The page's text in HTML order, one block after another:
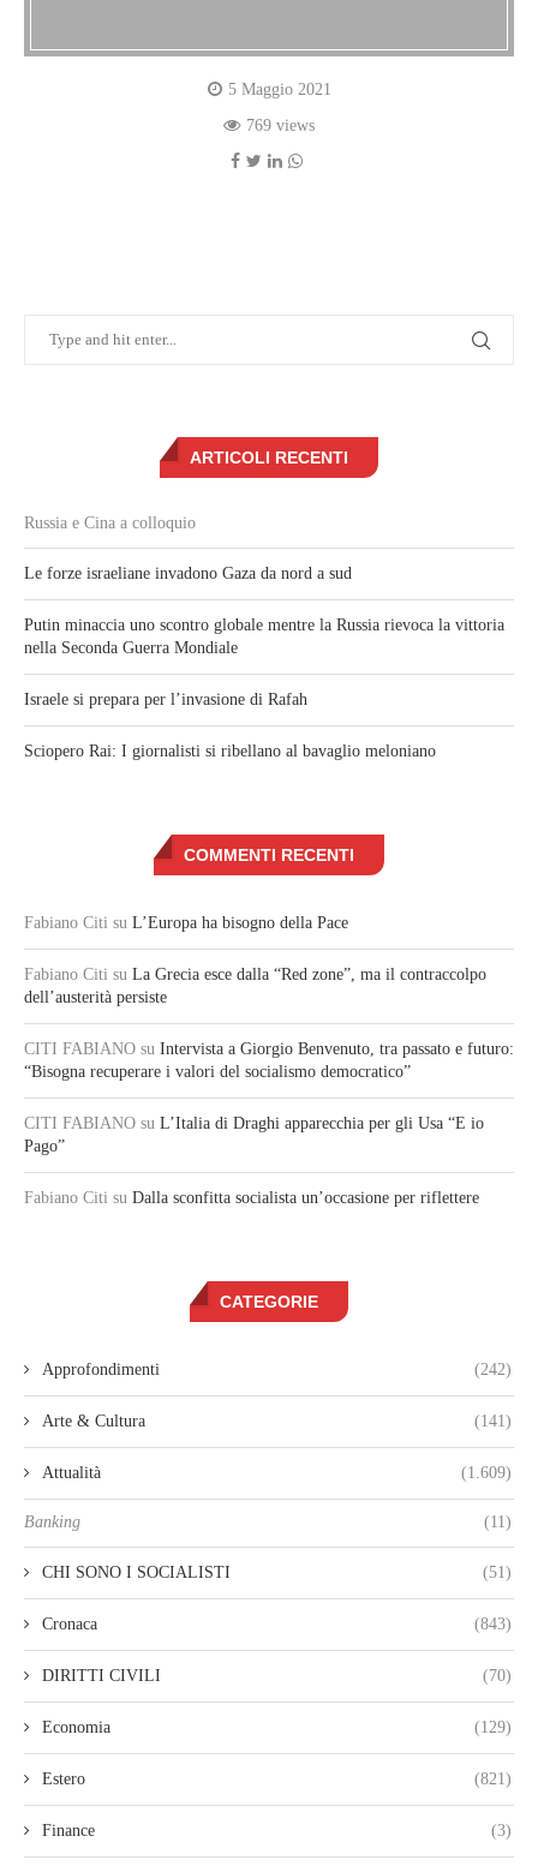
5 Maggio 2021
769 views
ARTICOLI RECENTI
Russia e Cina a colloquio
Le forze israeliane invadono Gaza da nord a sud
Putin minaccia uno scontro globale mentre la Russia rievoca la vittoria
nella Seconda Guerra Mondiale
Israele si prepara per l’invasione di Rafah
Sciopero Rai: I giornalisti si ribellano al bavaglio meloniano
COMMENTI RECENTI
Fabiano Citi su L’Europa ha bisogno della Pace
Fabiano Citi su La Grecia esce dalla “Red zone”, ma il contraccolpo
dell’austerità persiste
CITI FABIANO su Intervista a Giorgio Benvenuto, tra passato e futuro:
“Bisogna recuperare i valori del socialismo democratico”
CITI FABIANO su L’Italia di Draghi apparecchia per gli Usa “E io
Pago”
Fabiano Citi su Dalla sconfitta socialista un’occasione per riflettere
CATEGORIE
Approfondimenti (242)
Arte & Cultura (141)
Attualità (1.609)
Banking (11)
CHI SONO I SOCIALISTI (51)
Cronaca (843)
DIRITTI CIVILI (70)
Economia (129)
Estero (821)
Finance (3)